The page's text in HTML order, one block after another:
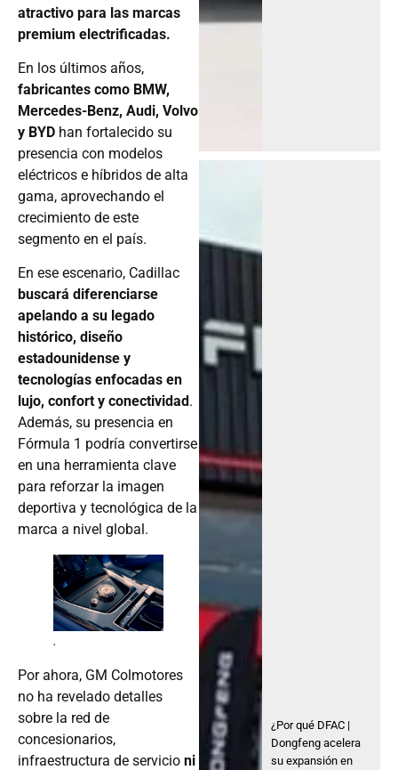
atractivo para las marcas
premium electrificadas.
En los últimos años,
fabricantes como BMW,
Mercedes-Benz, Audi, Volvo
y BYD han fortalecido su
presencia con modelos
eléctricos e híbridos de alta
gama, aprovechando el
crecimiento de este
segmento en el país.
En ese escenario, Cadillac
buscará diferenciarse
apelando a su legado
histórico, diseño
estadounidense y
tecnologías enfocadas en
lujo, confort y conectividad .
Además, su presencia en
Fórmula 1 podría convertirse
en una herramienta clave
para reforzar la imagen
deportiva y tecnológica de la
marca a nivel global.
.
Por ahora, GM Colmotores
no ha revelado detalles
sobre la red de
concesionarios,
infraestructura de servicio ni
¿Por qué DFAC |
Dongfeng acelera
su expansión en